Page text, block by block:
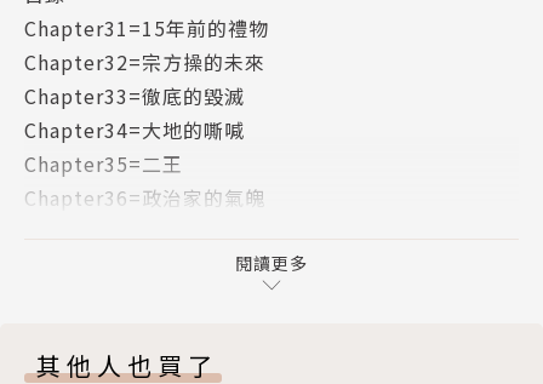
Chapter31=15年前的禮物
Chapter32=宗方操的未來
Chapter33=徹底的毀滅
Chapter34=大地的嘶喊
Chapter35=二王
Chapter36=政治家的氣魄
閱讀更多
其他人也買了